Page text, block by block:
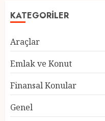
KATEGORILER
Araçlar
Emlak ve Konut
Finansal Konular
Genel
4